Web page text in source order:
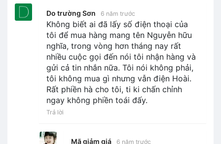
Do trường Sơn 6 năm trước
Không biết ai đã lấy số điện thoại của
tôi để mua hàng mang tên Nguyễn hữu
nghĩa, trong vòng hơn tháng nay rất
nhiều cuộc gọi đến nói tôi nhận hàng và
gửi cả tin nhắn nữa. Tôi nói không phải,
tôi không mua gì nhưng vẫn điện Hoài.
Rất phiền hà cho tôi, ti ki chấn chỉnh
ngay không phiền toái đấy.
Trả lời
Mã giảm giá 6 năm trước